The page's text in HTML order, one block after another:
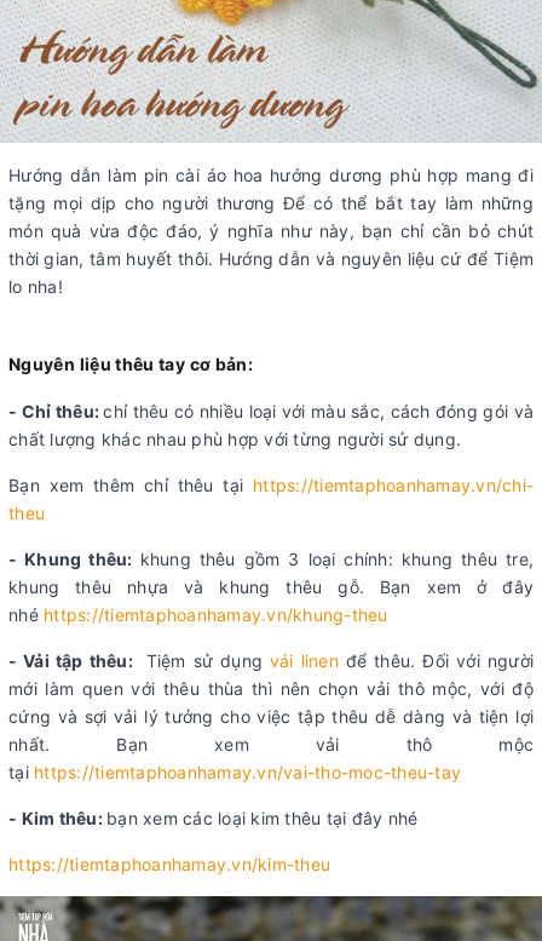
Hướng dẫn làm pin cài áo hoa hướng dương phù hợp mang đi
tặng mọi dịp cho người thương Để có thể bắt tay làm những
món quà vừa độc đáo, ý nghĩa như này, bạn chỉ cần bỏ chút
thời gian, tâm huyết thôi. Hướng dẫn và nguyên liệu cứ để Tiệm
lo nha!
Nguyên liệu thêu tay cơ bản:
- Chỉ thêu:chỉ thêu có nhiều loại với màu sắc, cách đóng gói và
chất lượng khác nhau phù hợp với từng người sử dụng.
Bạn xem thêm chỉ thêu tại https://tiemtaphoanhamay.vn/chi-
theu
- Khung thêu: khung thêu gồm 3 loại chính: khung thêu tre,
khung thêu nhựa và khung thêu gỗ. Bạn xem ở đây
nhé https://tiemtaphoanhamay.vn/khung-theu
- Vải tập thêu: Tiệm sử dụng vải linenđể thêu. Đối với người
mới làm quen với thêu thùa thì nên chọn vải thô mộc, với độ
cứng và sợi vải lý tưởng cho việc tập thêu dễ dàng và tiện lợi
nhất. Bạn xem vải thô mộc
tại https://tiemtaphoanhamay.vn/vai-tho-moc-theu-tay
- Kim thêu: bạn xem các loại kim thêu tại đây nhé
https://tiemtaphoanhamay.vn/kim-theu